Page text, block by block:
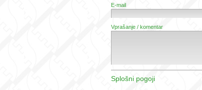
E-mail
Vprašanje / komentar
Splošni pogoji